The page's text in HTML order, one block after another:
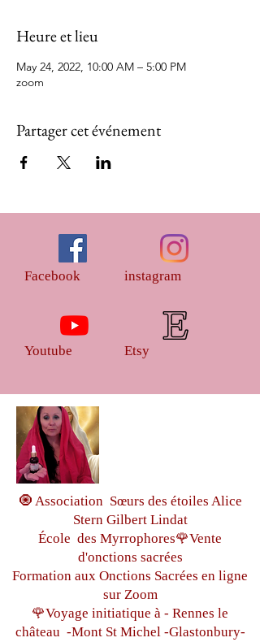
Heure et lieu
May 24, 2022, 10:00 AM – 5:00 PM
zoom
Partager cet événement
Facebook
Youtube
instagram
Etsy
🧿 Association Sœurs des étoiles Alice
Stern Gilbert Lindat
École des Myrrophores🌹Vente
d'onctions sacrées
Formation aux Onctions Sacrées en ligne
sur Zoom
🌹Voyage initiatique à - Rennes le
château -Mont St Michel -Glastonbury-